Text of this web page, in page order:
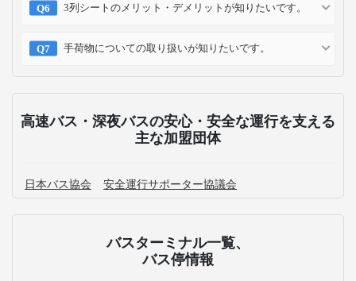
3列シートのメリット・デメリットが知りたいです。
手荷物についての取り扱いが知りたいです。
高速バス・深夜バスの安心・安全な運行を支える
主な加盟団体
日本バス協会 安全運行サポーター協議会
バスターミナル一覧、
バス停情報